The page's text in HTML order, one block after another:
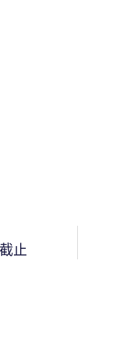
止